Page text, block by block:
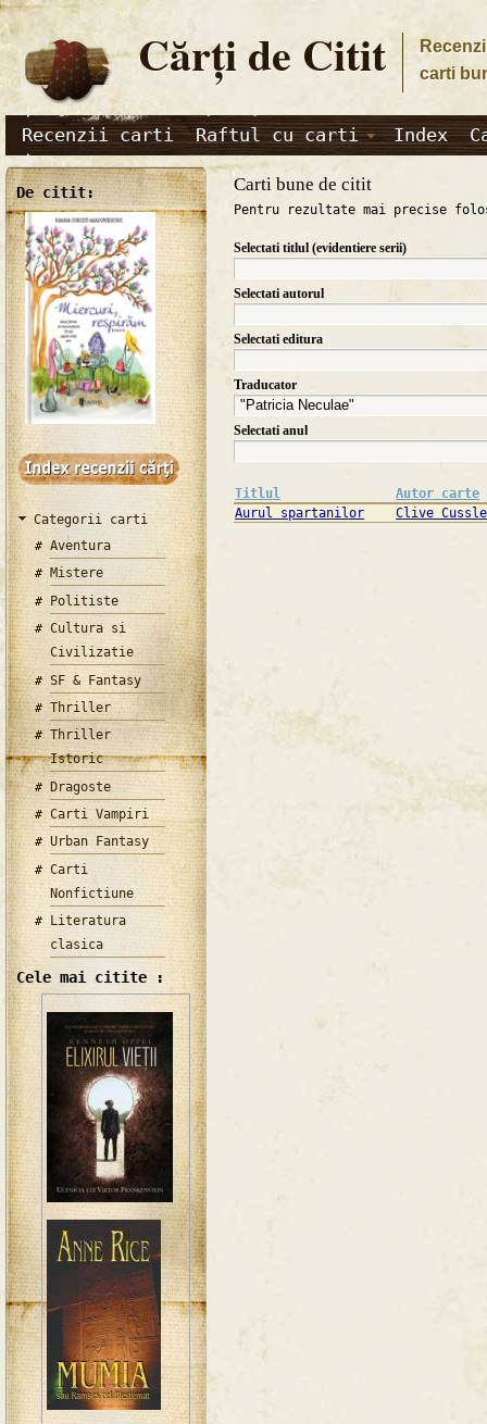
Cărţi de Citit
carti
Recenzii carti Raftul cu carti Index
De citit:
Categorii carti
Aventura
Mistere
Politiste
Cultura si
Civilizatie
SF & Fantasy
Thriller
Thriller
Istoric
Dragoste
Carti Vampiri
Urban Fantasy
Carti
Nonfictiune
Literatura
clasica
Cele mai citite :
Carti bune de citit
Pentru rezultate mai precise
Selectati titlul (evidentiere serii)
Selectati autorul
Selectati editura
Traducator
Selectati anul
Titlul
Autor carte
Aurul spartanilor
Clive